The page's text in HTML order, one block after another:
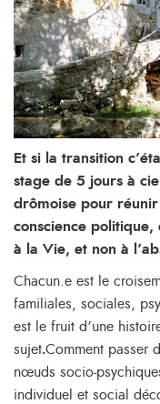
Et si la transition
stage de 5 jours à
drômoise pour
conscience politique,
à la Vie, et non à
Chacun.e est le
familiales, sociales,
est le fruit d’une
sujet.Comment passer
nœuds socio-
individuel et social